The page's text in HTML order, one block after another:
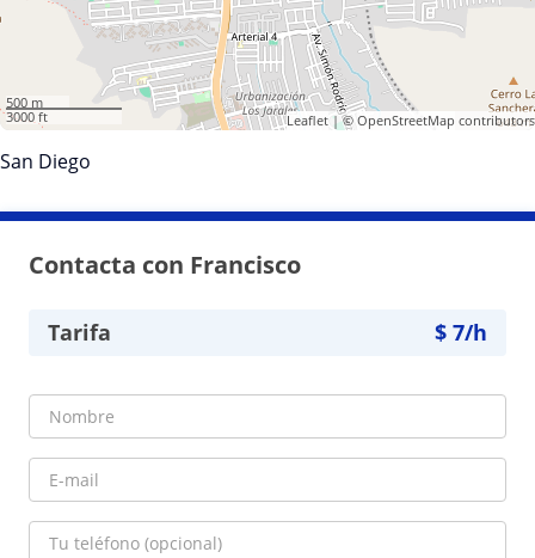
500 m
3000 ft
Leaflet| © OpenStreetMap contributors
San Diego
Contacta con Francisco
Tarifa $ 7/h